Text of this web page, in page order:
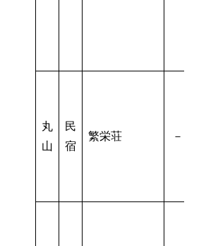
丸
山
民
宿
繁栄荘 －